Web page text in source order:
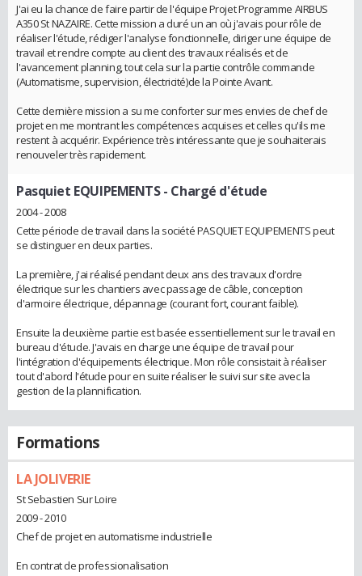
J'ai eu la chance de faire partir de l'équipe Projet Programme AIRBUS
A350 St NAZAIRE. Cette mission a duré un an où j'avais pour rôle de
réaliser l'étude, rédiger l'analyse fonctionnelle, diriger une équipe de
travail et rendre compte au client des travaux réalisés et de
l'avancement planning, tout cela sur la partie contrôle commande
(Automatisme, supervision, électricité)de la Pointe Avant.
Cette dernière mission a su me conforter sur mes envies de chef de
projet en me montrant les compétences acquises et celles qu'ils me
restent à acquérir. Expérience très intéressante que je souhaiterais
renouveler très rapidement.
Pasquiet EQUIPEMENTS- Chargé d'étude
2004 - 2008
Cette période de travail dans la société PASQUIET EQUIPEMENTS peut
se distinguer en deux parties.
La première, j'ai réalisé pendant deux ans des travaux d'ordre
électrique sur les chantiers avec passage de câble, conception
d'armoire électrique, dépannage (courant fort, courant faible).
Ensuite la deuxième partie est basée essentiellement sur le travail en
bureau d'étude. J'avais en charge une équipe de travail pour
l'intégration d'équipements électrique. Mon rôle consistait à réaliser
tout d'abord l'étude pour en suite réaliser le suivi sur site avec la
gestion de la plannification.
Formations
LA JOLIVERIE
St Sebastien Sur Loire
2009 - 2010
Chef de projet en automatisme industrielle
En contrat de professionalisation